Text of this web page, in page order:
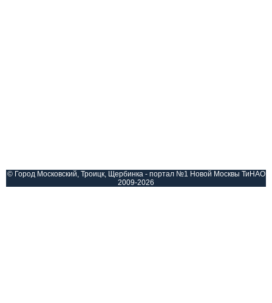
© Город Московский, Троицк, Щербинка - портал №1 Новой Москвы ТиНАО
2009-2026